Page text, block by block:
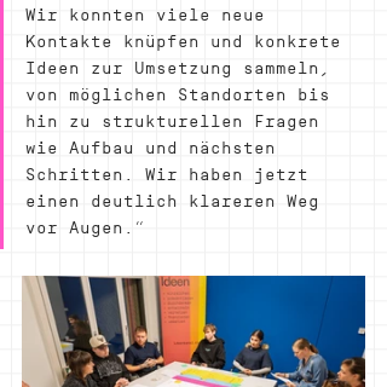
Wir konnten viele neue
Kontakte knüpfen und konkrete
Ideen zur Umsetzung sammeln,
von möglichen Standorten bis
hin zu strukturellen Fragen
wie Aufbau und nächsten
Schritten. Wir haben jetzt
einen deutlich klareren Weg
vor Augen.“